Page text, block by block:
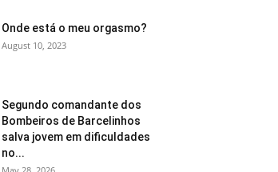
Onde está o meu orgasmo?
August 10, 2023
Segundo comandante dos
Bombeiros de Barcelinhos
salva jovem em dificuldades
no...